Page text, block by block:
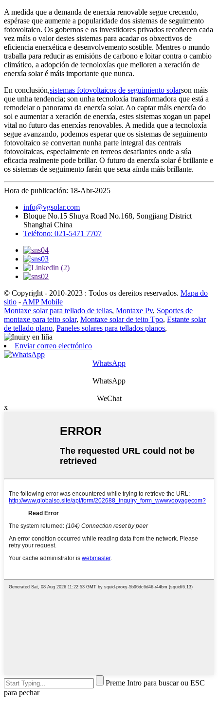
A medida que a demanda de enerxía renovable segue crecendo,
espérase que aumente a popularidade dos sistemas de seguimento
fotovoltaico. Os gobernos e os investidores privados recoñecen cada
vez máis o valor destes sistemas para acadar os obxectivos de
eficiencia enerxética e desenvolvemento sostible. Mentres o mundo
traballa para reducir as emisións de carbono e loitar contra o cambio
climático, a adopción de tecnoloxías que melloren a xeración de
enerxía solar é máis importante que nunca.
En conclusión,sistemas fotovoltaicos de seguimiento solarson máis
que unha tendencia; son unha tecnoloxía transformadora que está a
remodelar o panorama da enerxía solar. Ao captar máis enerxía do
sol e aumentar a xeración de enerxía, estes sistemas xogan un papel
vital no futuro das enerxías renovables. A medida que a tecnoloxía
segue avanzando, podemos esperar que os sistemas de seguimento
fotovoltaico se convertan nunha parte integral das centrais
fotovoltaicas, especialmente en terreos desafiantes onde a súa
eficacia realmente pode brillar. O futuro da enerxía solar é brillante e
os sistemas de seguimento farán que sexa aínda máis brillante.
Hora de publicación: 18-Abr-2025
info@vgsolar.com
Bloque No.15 Shuya Road No.168, Songjiang District
Shanghai China
Teléfono: 021-5471 7707
© Copyright - 2010-2023 : Todos os dereitos reservados. Mapa do
sitio - AMP Mobile
Montaxe solar para tellado de tellas, Montaxe Pv, Soportes de
montaxe para teito solar, Montaxe solar de teito Tpo, Estante solar
de tellado plano, Paneles solares para tellados planos,
Enviar correo electrónico
WhatsApp
WhatsApp
WeChat
x
Preme Intro para buscar ou ESC
para pechar